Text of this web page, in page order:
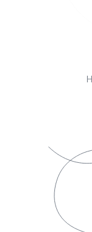
Bewertet
künstlerischer
Mehr Infos